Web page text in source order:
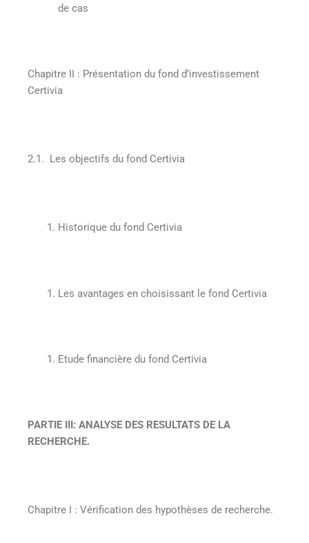
de cas
Chapitre II : Présentation du fond d’investissement
Certivia
2.1. Les objectifs du fond Certivia
Historique du fond Certivia
Les avantages en choisissant le fond Certivia
Etude financière du fond Certivia
PARTIE III : ANALYSE DES RESULTATS DE LA
RECHERCHE.
Chapitre I : Vérification des hypothèses de recherche.